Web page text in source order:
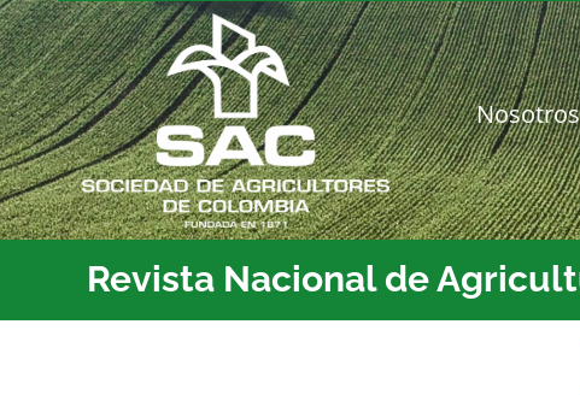
Saltar
al
contenido
Nosotros
Revista Nacional de